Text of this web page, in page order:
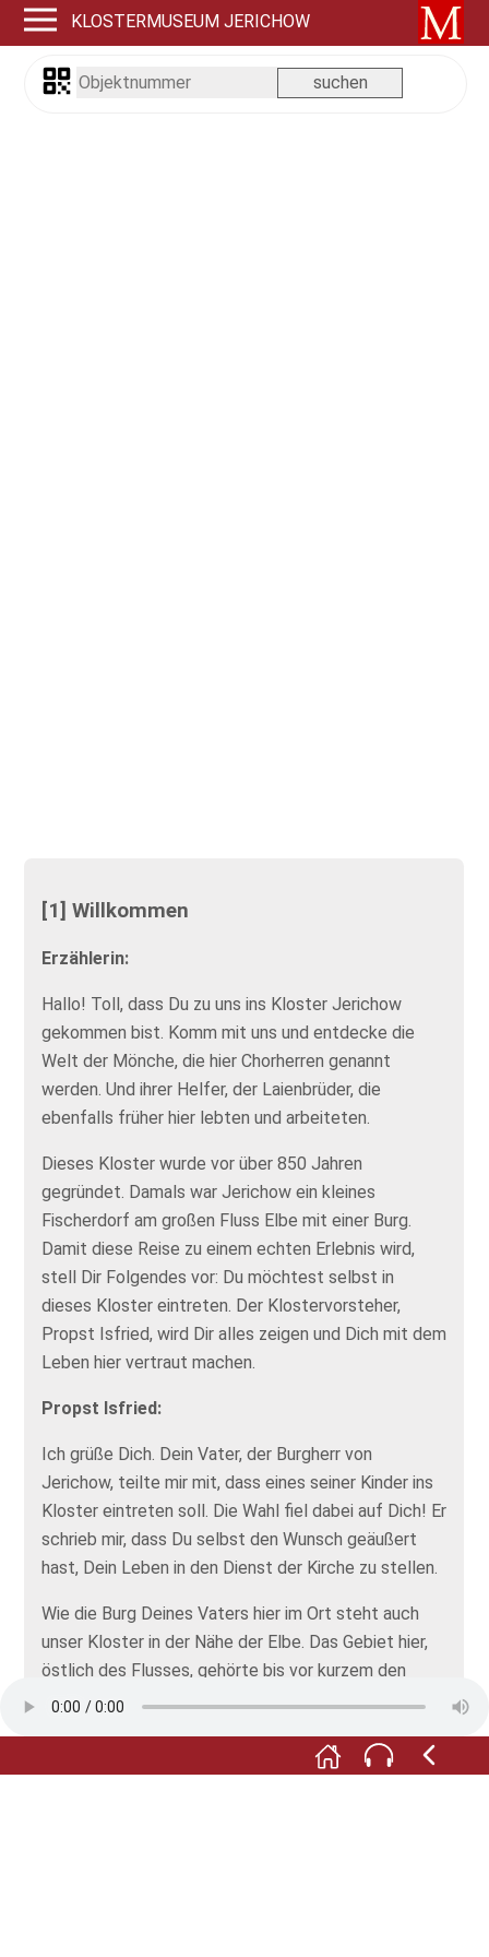
KLOSTERMUSEUM JERICHOW
[1] Willkommen
Erzählerin:
Hallo! Toll, dass Du zu uns ins Kloster Jerichow
gekommen bist. Komm mit uns und entdecke die
Welt der Mönche, die hier Chorherren genannt
werden. Und ihrer Helfer, der Laienbrüder, die
ebenfalls früher hier lebten und arbeiteten.
Dieses Kloster wurde vor über 850 Jahren
gegründet. Damals war Jerichow ein kleines
Fischerdorf am großen Fluss Elbe mit einer Burg.
Damit diese Reise zu einem echten Erlebnis wird,
stell Dir Folgendes vor: Du möchtest selbst in
dieses Kloster eintreten. Der Klostervorsteher,
Propst Isfried, wird Dir alles zeigen und Dich mit dem
Leben hier vertraut machen.
Propst Isfried:
Ich grüße Dich. Dein Vater, der Burgherr von
Jerichow, teilte mir mit, dass eines seiner Kinder ins
Kloster eintreten soll. Die Wahl fiel dabei auf Dich! Er
schrieb mir, dass Du selbst den Wunsch geäußert
hast, Dein Leben in den Dienst der Kirche zu stellen.
Wie die Burg Deines Vaters hier im Ort steht auch
unser Kloster in der Nähe der Elbe. Das Gebiet hier,
östlich des Flusses, gehörte bis vor kurzem den
Slawen. Dann hat Markgraf Albrecht, den sie „den
den Besitz des Bischofs von Magdeburg. Er wollte